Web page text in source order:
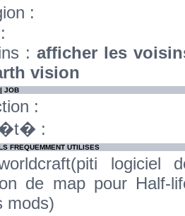
:
: afficher les
vision
JOB
:
:
FREQUEMMENT UTILISES
logiciel
de map pour Half-
mods)